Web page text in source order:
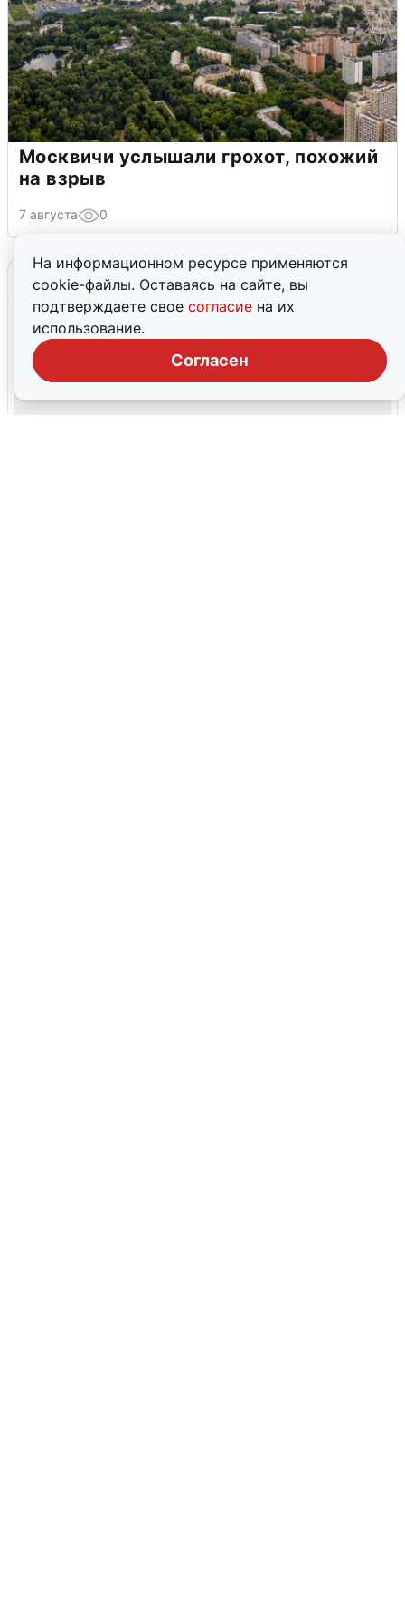
На информационном ресурсе применяются
cookie-файлы. Оставаясь на сайте, вы
подтверждаете свое согласие на их
использование.
Согласен
Москвичи услышали грохот, похожий
на взрыв
7 августа 0